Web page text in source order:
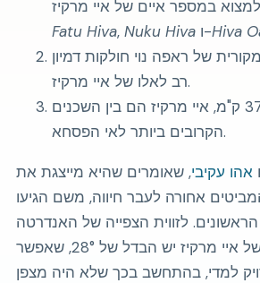
Fatu Hiva, Nuku Hiva ו-Hiva
של ראפה נוי חולקות דמיון
רב לאלו של איי מרקיז.
עם מרחק של 3700 ק"מ, איי מרקיז הם בין השכנים
הקרובים ביותר לאי הפסחא.
אהו עקיבי, שאומרים שהיא מייצגת את
אחורה לעבר חיווה, משם הגיעו
לזווית הצפייה של האנדרטה
הזו ולמיקומם של איי מרקיז יש הבדל של 28°, שאפשר
למדי, בהתחשב בכך שלא היה מצפן